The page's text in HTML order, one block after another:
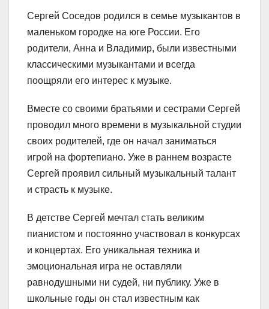
Сергей Соседов родился в семье музыкантов в
маленьком городке на юге России. Его
родители, Анна и Владимир, были известными
классическими музыкантами и всегда
поощряли его интерес к музыке.
Вместе со своими братьями и сестрами Сергей
проводил много времени в музыкальной студии
своих родителей, где он начал заниматься
игрой на фортепиано. Уже в раннем возрасте
Сергей проявил сильный музыкальный талант
и страсть к музыке.
В детстве Сергей мечтал стать великим
пианистом и постоянно участвовал в конкурсах
и концертах. Его уникальная техника и
эмоциональная игра не оставляли
равнодушными ни судей, ни публику. Уже в
школьные годы он стал известным как